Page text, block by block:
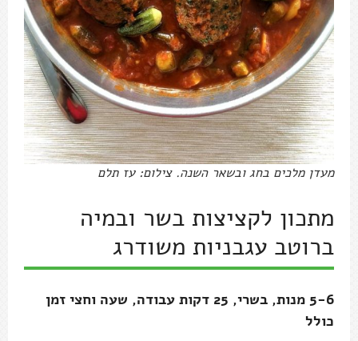
מעדן מלכים בחג ובשאר השנה. צילום: עז תלם
מתכון לקציצות בשר ובמיה
ברוטב עגבניות משודרג
5-6 מנות, בשרי, 25 דקות עבודה, שעה וחצי זמן
כולל